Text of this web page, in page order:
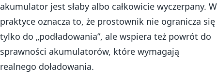
akumulator jest słaby albo całkowicie wyczerpany. W
praktyce oznacza to, że prostownik nie ogranicza się
tylko do „podładowania”, ale wspiera też powrót do
sprawności akumulatorów, które wymagają
realnego doładowania.